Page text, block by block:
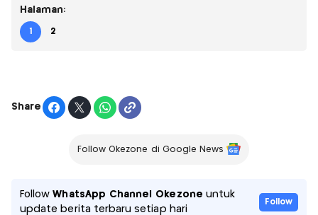
Halaman:
1 2
Share
Follow Okezone di Google News
FollowWhatsApp Channel Okezone untuk
update berita terbaru setiap hari
Follow